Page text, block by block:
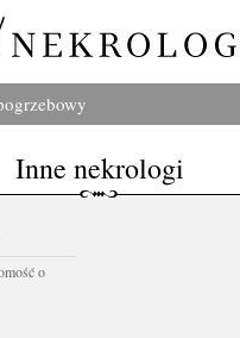
Inne nekrologi
o